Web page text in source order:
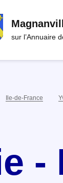
sur l’Annuaire
Ile-de-France
-